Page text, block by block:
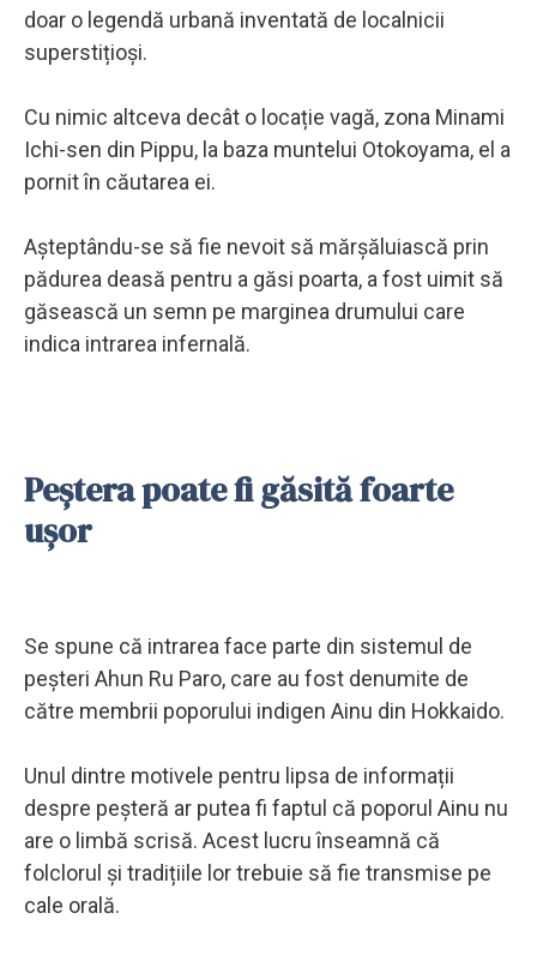
doar o legendă urbană inventată de localnicii
superstițioși.
Cu nimic altceva decât o locație vagă, zona Minami
Ichi-sen din Pippu, la baza muntelui Otokoyama, el a
pornit în căutarea ei.
Așteptându-se să fie nevoit să mărșăluiască prin
pădurea deasă pentru a găsi poarta, a fost uimit să
găsească un semn pe marginea drumului care
indica intrarea infernală.
Peștera poate fi găsită foarte
ușor
Se spune că intrarea face parte din sistemul de
peșteri Ahun Ru Paro, care au fost denumite de
către membrii poporului indigen Ainu din Hokkaido.
Unul dintre motivele pentru lipsa de informații
despre peșteră ar putea fi faptul că poporul Ainu nu
are o limbă scrisă. Acest lucru înseamnă că
folclorul și tradițiile lor trebuie să fie transmise pe
cale orală.